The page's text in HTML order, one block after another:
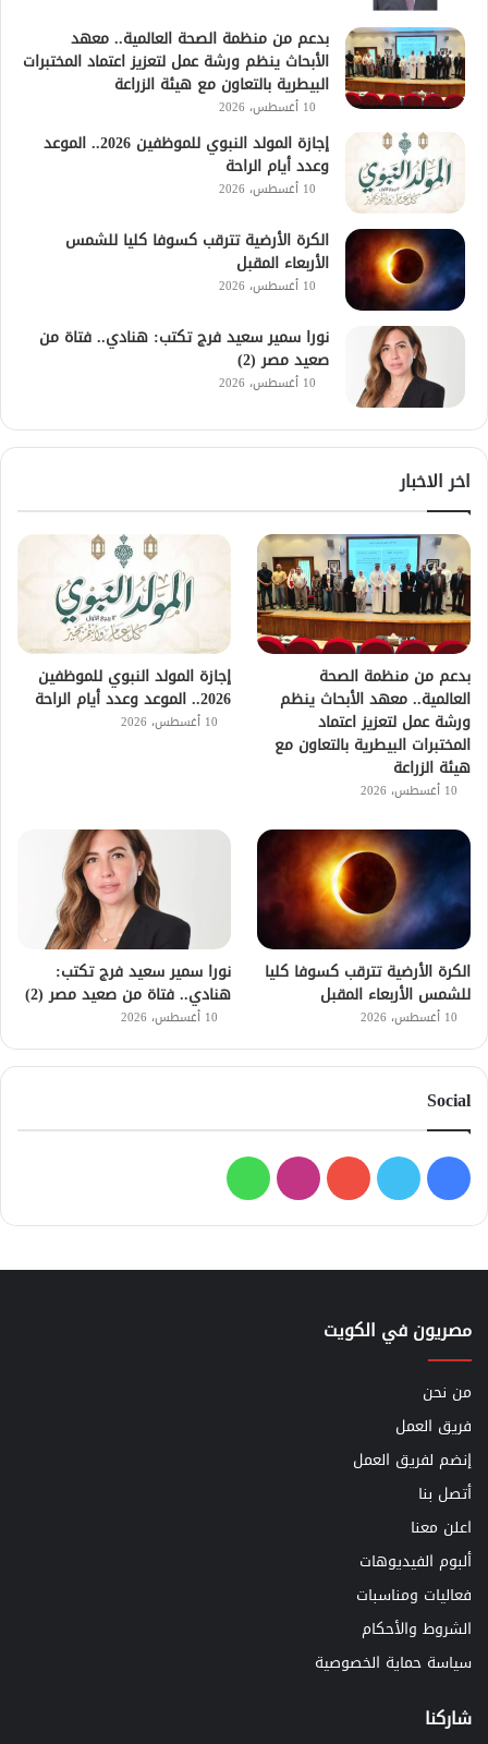
بدعم من منظمة الصحة العالمية.. معهد
الأبحاث ينظم ورشة عمل لتعزيز اعتماد المختبرات
البيطرية بالتعاون مع هيئة الزراعة
10 أغسطس، 2026
إجازة المولد النبوي للموظفين 2026.. الموعد
وعدد أيام الراحة
10 أغسطس، 2026
الكرة الأرضية تترقب كسوفا كليا للشمس
الأربعاء المقبل
10 أغسطس، 2026
نورا سمير سعيد فرج تكتب: هنادي.. فتاة من
صعيد مصر (2)
10 أغسطس، 2026
اخر الاخبار
بدعم من منظمة الصحة
العالمية.. معهد الأبحاث ينظم
ورشة عمل لتعزيز اعتماد
المختبرات البيطرية بالتعاون مع
هيئة الزراعة
10 أغسطس، 2026
إجازة المولد النبوي للموظفين
2026.. الموعد وعدد أيام الراحة
10 أغسطس، 2026
الكرة الأرضية تترقب كسوفا كليا
للشمس الأربعاء المقبل
10 أغسطس، 2026
نورا سمير سعيد فرج تكتب:
هنادي.. فتاة من صعيد مصر (2)
10 أغسطس، 2026
Social
فيسبوك
تويتر يوتيوبانستقرامواتساب
مصريون في الكويت
من نحن
فريق العمل
إنضم لفريق العمل
أتصل بنا
اعلن معنا
ألبوم الفيديوهات
فعاليات ومناسبات
الشروط والأحكام
سياسة حماية الخصوصية
شاركنا